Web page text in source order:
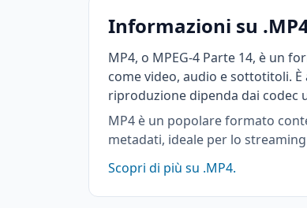
Informazioni su
MP4, o MPEG-4 Parte 14, è un
come video, audio e sottotitoli.
riproduzione dipenda dai codec
MP4 è un popolare formato
metadati, ideale per lo
Scopri di più su .MP4.